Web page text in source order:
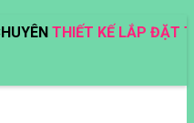
THIẾT KẾ LẮP ĐẶT THI